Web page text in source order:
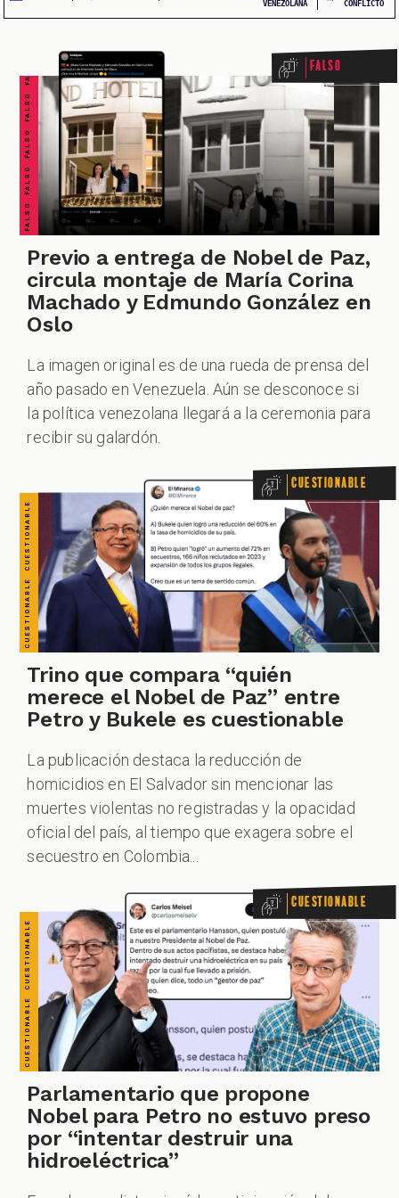
ZOOM
VENEZOLANA
CONFLICTO
FALSO FALSO FALSO FALSO FALSO FALSO FALSO Falso
Previo a entrega de Nobel de Paz,
circula montaje de María Corina
Machado y Edmundo González en
Oslo
La imagen original es de una rueda de prensa del
año pasado en Venezuela. Aún se desconoce si
la política venezolana llegará a la ceremonia para
recibir su galardón.
CUESTIONABLE CUESTIONABLE CUESTIONABLE CUESTIONABLE CUESTIONABLE CUESTIONABLE CUESTIONABLE Cuestionable
Trino que compara “quién
merece el Nobel de Paz” entre
Petro y Bukele es cuestionable
La publicación destaca la reducción de
homicidios en El Salvador sin mencionar las
muertes violentas no registradas y la opacidad
oficial del país, al tiempo que exagera sobre el
secuestro en Colombia...
CUESTIONABLE CUESTIONABLE CUESTIONABLE CUESTIONABLE CUESTIONABLE CUESTIONABLE CUESTIONABLE Cuestionable
Parlamentario que propone
Nobel para Petro no estuvo preso
por “intentar destruir una
hidroeléctrica”